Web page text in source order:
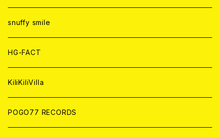
ANALOG
ANALOG
CD
ANALOG
CD
ANALOG
WORLD
CD
ANALOG
snuffy smile
HG-FACT
KiliKiliVilla
POGO77 RECORDS